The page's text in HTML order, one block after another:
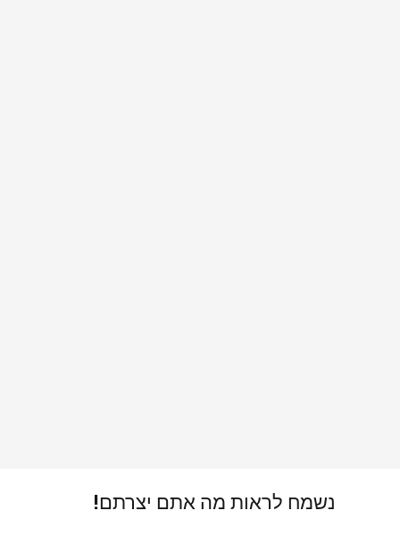
נשמח לראות מה אתם יצרתם!